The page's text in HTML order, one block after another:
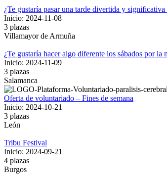
¿Te gustaría pasar una tarde divertida y significativa
Inicio: 2024-11-08
3 plazas
Villamayor de Armuña
¿Te gustaría hacer algo diferente los sábados por la
Inicio: 2024-11-09
3 plazas
Salamanca
Oferta de voluntariado – Fines de semana
Inicio: 2024-10-21
3 plazas
León
Tribu Festival
Inicio: 2024-09-21
4 plazas
Burgos